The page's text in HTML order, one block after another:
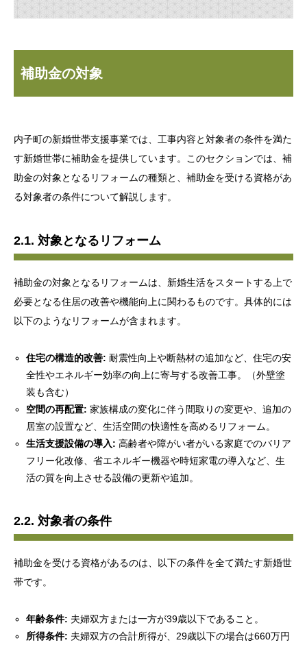
補助金の対象
内子町の新婚世帯支援事業では、工事内容と対象者の条件を満た
す新婚世帯に補助金を提供しています。このセクションでは、補
助金の対象となるリフォームの種類と、補助金を受ける資格があ
る対象者の条件について解説します。
2.1. 対象となるリフォーム
補助金の対象となるリフォームは、新婚生活をスタートする上で
必要となる住居の改善や機能向上に関わるものです。具体的には
以下のようなリフォームが含まれます。
住宅の構造的改善: 耐震性向上や断熱材の追加など、住宅の安
全性やエネルギー効率の向上に寄与する改善工事。（外壁塗
装も含む）
空間の再配置: 家族構成の変化に伴う間取りの変更や、追加の
居室の設置など、生活空間の快適性を高めるリフォーム。
生活支援設備の導入: 高齢者や障がい者がいる家庭でのバリア
フリー化改修、省エネルギー機器や時短家電の導入など、生
活の質を向上させる設備の更新や追加。
2.2. 対象者の条件
補助金を受ける資格があるのは、以下の条件を全て満たす新婚世
帯です。
年齢条件: 夫婦双方または一方が39歳以下であること。
所得条件: 夫婦双方の合計所得が、29歳以下の場合は660万円